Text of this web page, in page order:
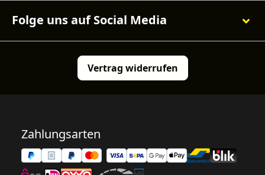
Folge uns auf Social Media
Vertrag widerrufen
Zahlungsarten